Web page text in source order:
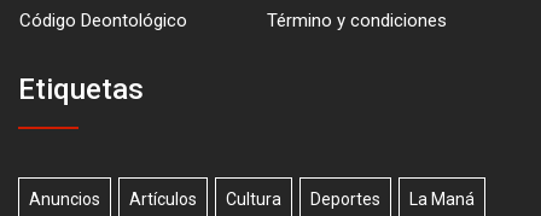
Código Deontológico
Término y condiciones
Etiquetas
Anuncios Artículos Cultura Deportes La Maná